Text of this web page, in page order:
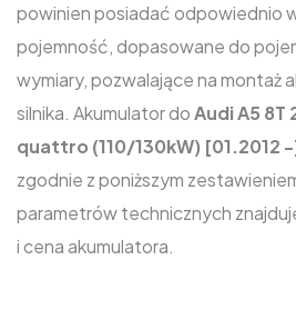
powinien posiadać odpowiednio
pojemność, dopasowane do
wymiary, pozwalające na montaż
silnika. Akumulator doAudi A5 8T
quattro (110/130kW) [01.2012
zgodnie z poniższym
parametrów technicznych
i cena akumulatora.